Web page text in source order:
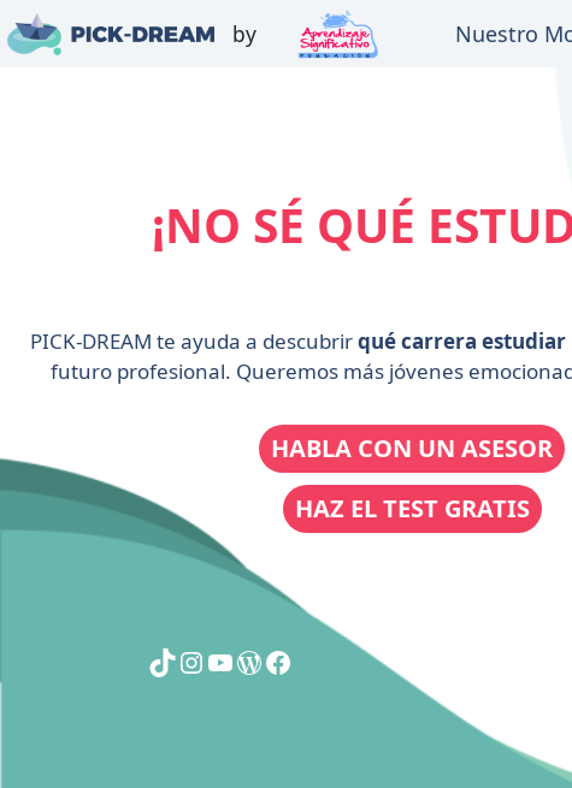
al
by Nuestro
¡NO SÉ QUÉ
PICK-DREAM te ayuda a descubrirqué carrera estudiar
futuro profesional. Queremos más jóvenes
HABLA CON UN ASESOR
HAZ EL TEST GRATIS
TikTok InstagramYouTube WordPress Facebook